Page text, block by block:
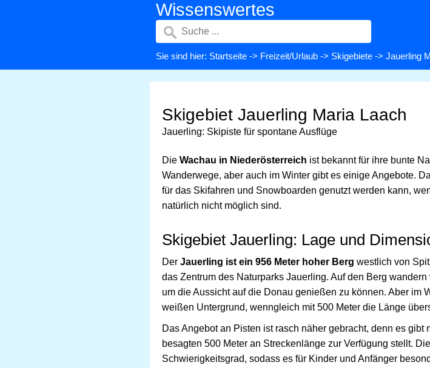
Wissenswertes
Sie sind hier: Startseite -> Freizeit/Urlaub -> Skigebiete -> Jauerling
Skigebiet Jauerling Maria Laach
Jauerling: Skipiste für spontane Ausflüge
Die Wachau in Niederösterreich ist bekannt für ihre bunte
Wanderwege, aber auch im Winter gibt es einige Angebote.
für das Skifahren und Snowboarden genutzt werden kann,
natürlich nicht möglich sind.
Skigebiet Jauerling: Lage und
Der Jauerling ist ein 956 Meter hoher Berg westlich von
das Zentrum des Naturparks Jauerling. Auf den Berg
um die Aussicht auf die Donau genießen zu können. Aber im
weißen Untergrund, wenngleich mit 500 Meter die Länge
Das Angebot an Pisten ist rasch näher gebracht, denn es
besagten 500 Meter an Streckenlänge zur Verfügung stellt.
Schwierigkeitsgrad, sodass es für Kinder und Anfänger